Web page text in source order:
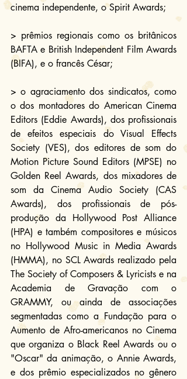
cinema independente, o Spirit Awards;
> prêmios regionais como os britânicos
BAFTA e British Independent Film Awards
(BIFA), e o francês César;
> o agraciamento dos sindicatos, como
o dos montadores do American Cinema
Editors (Eddie Awards), dos profissionais
de efeitos especiais do Visual Effects
Society (VES), dos editores de som do
Motion Picture Sound Editors (MPSE) no
Golden Reel Awards, dos mixadores de
som da Cinema Audio Society (CAS
Awards), dos profissionais de pós-
produção da Hollywood Post Alliance
(HPA) e também compositores e músicos
no Hollywood Music in Media Awards
(HMMA), no SCL Awards realizado pela
The Society of Composers & Lyricists e na
Academia de Gravação com o
GRAMMY, ou ainda de associações
segmentadas como a Fundação para o
Aumento de Afro-americanos no Cinema
que organiza o Black Reel Awards ou o
"Oscar" da animação, o Annie Awards,
e dos prêmio especializados no gênero